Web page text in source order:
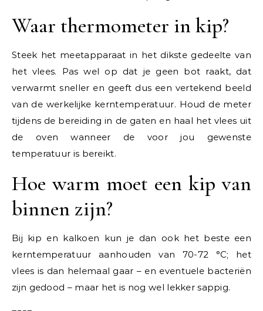
Waar thermometer in kip?
Steek het meetapparaat in het dikste gedeelte van
het vlees. Pas wel op dat je geen bot raakt, dat
verwarmt sneller en geeft dus een vertekend beeld
van de werkelijke kerntemperatuur. Houd de meter
tijdens de bereiding in de gaten en haal het vlees uit
de oven wanneer de voor jou gewenste
temperatuur is bereikt.
Hoe warm moet een kip van
binnen zijn?
Bij kip en kalkoen kun je dan ook het beste een
kerntemperatuur aanhouden van 70-72 °C; het
vlees is dan helemaal gaar – en eventuele bacteriën
zijn gedood – maar het is nog wel lekker sappig.